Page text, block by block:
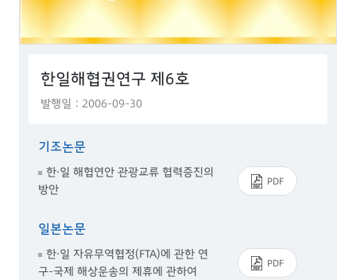
한일해협권연구 제6호
발행일 : 2006-09-30
기조논문
한·일 해협연안 관광교류 협력증진의
방안
PDF
일본논문
한·일 자유무역협정(FTA)에 관한 연
구-국제 해상운송의 제휴에 관하여
PDF